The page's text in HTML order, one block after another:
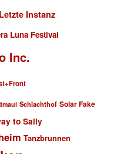
Letzte Instanz
Luna Festival
Inc.
Schlachthof Solar Fake
to Sally
Tanzbrunnen